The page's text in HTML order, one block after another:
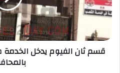
قسم ثان الفيوم يدخل الخدمة